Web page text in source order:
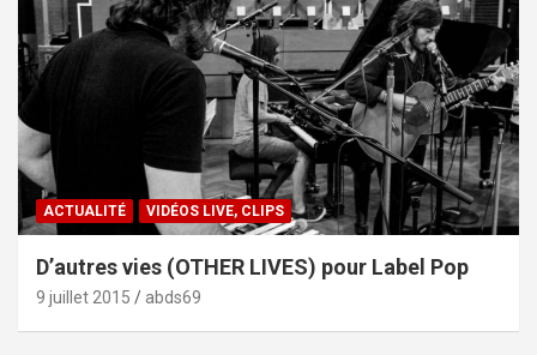
ACTUALITÉ VIDÉOS LIVE, CLIPS
D’autres vies (OTHER LIVES) pour Label Pop
9 juillet 2015 abds69